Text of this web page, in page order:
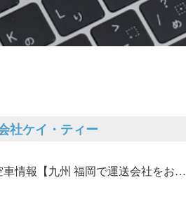
社ケイ・ティー
車情報【九州 福岡で運送会社をお…